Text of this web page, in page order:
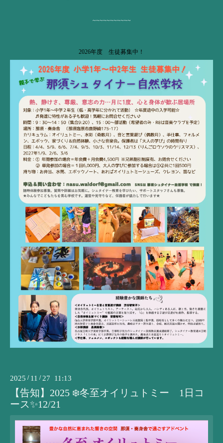
~~~~~~~~~~~
2026年度 生徒募集中！
2025 / 11 / 27 11:13
【告知】2025 ❄️冬至オイリュトミー 1日コ
ース✨12/21